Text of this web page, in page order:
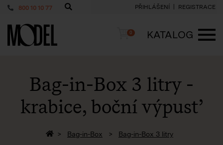
800 10 10 77 PŘIHLÁŠENÍ REGISTRACE
PackShop Košík
0
KATALOG
Bag-in-Box 3 litry -
krabice, boční výpusť
Zpět na homepage
Bag-in-Box Bag-in-Box 3 litry